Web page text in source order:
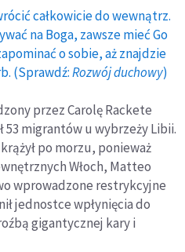
całkowicie do wewnątrz.
na Boga, zawsze mieć Go
o sobie, aż znajdzie
(Sprawdź:Rozwój duchowy)
przez Carolę Rackete
53 migrantów u wybrzeży Libii.
po morzu, ponieważ
Włoch, Matteo
wprowadzone restrykcyjne
jednostce wpłynięcia do
gigantycznej kary i